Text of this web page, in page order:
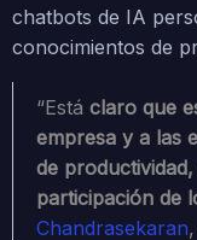
chatbots de IA
conocimientos de
“Está claro que
empresa y a las
de
participación de
Chandrasekaran